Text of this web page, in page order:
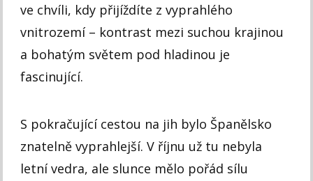
ve chvíli, kdy přijíždíte z vyprahlého
vnitrozemí – kontrast mezi suchou krajinou
a bohatým světem pod hladinou je
fascinující.
S pokračující cestou na jih bylo Španělsko
znatelně vyprahlejší. V říjnu už tu nebyla
letní vedra, ale slunce mělo pořád sílu